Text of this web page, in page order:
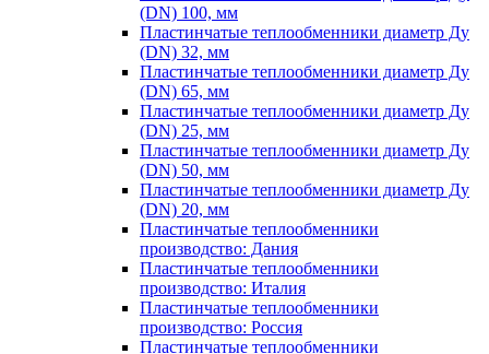
(DN) 100, мм
Пластинчатые теплообменники диаметр Ду
(DN) 32, мм
Пластинчатые теплообменники диаметр Ду
(DN) 65, мм
Пластинчатые теплообменники диаметр Ду
(DN) 25, мм
Пластинчатые теплообменники диаметр Ду
(DN) 50, мм
Пластинчатые теплообменники диаметр Ду
(DN) 20, мм
Пластинчатые теплообменники
производство: Дания
Пластинчатые теплообменники
производство: Италия
Пластинчатые теплообменники
производство: Россия
Пластинчатые теплообменники